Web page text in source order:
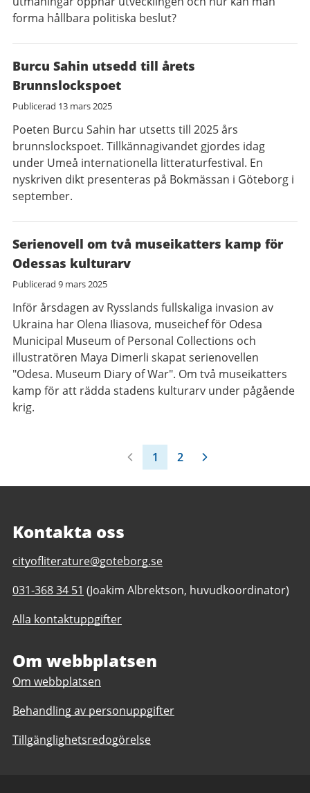
forma hållbara politiska beslut?
Burcu Sahin utsedd till årets
Brunnslockspoet
Publicerad 13 mars 2025
Poeten Burcu Sahin har utsetts till 2025 års
brunnslockspoet. Tillkännagivandet gjordes idag
under Umeå internationella litteraturfestival. En
nyskriven dikt presenteras på Bokmässan i Göteborg i
september.
Serienovell om två museikatters kamp för
Odessas kulturarv
Publicerad 9 mars 2025
Inför årsdagen av Rysslands fullskaliga invasion av
Ukraina har Olena Iliasova, museichef för Odesa
Municipal Museum of Personal Collections och
illustratören Maya Dimerli skapat serienovellen
"Odesa. Museum Diary of War". Om två museikatters
kamp för att rädda stadens kulturarv under pågående
krig.
1 2
Kontakta oss
E-
till
Litteraturstaden
Göteborg
cityofliterature@goteborg.se
Telefonnummer
Litteraturstaden
031-368 34 51 (Joakim Albrektson, huvudkoordinator)
Alla kontaktuppgifter
Om webbplatsen
Om webbplatsen
Behandling av personuppgifter
Tillgänglighetsredogörelse